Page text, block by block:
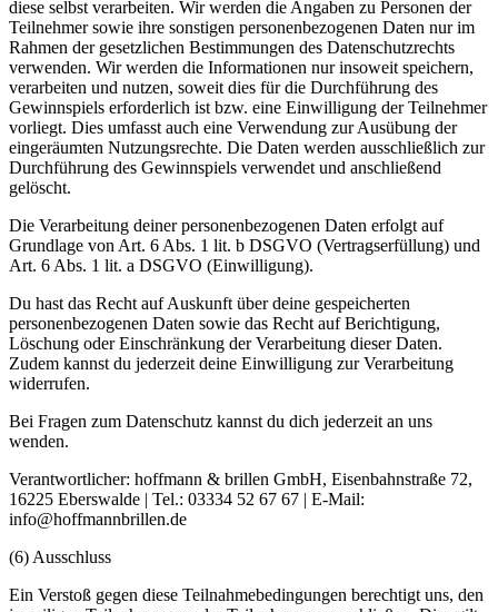
diese selbst verarbeiten. Wir werden die Angaben zu Personen der
Teilnehmer sowie ihre sonstigen personenbezogenen Daten nur im
Rahmen der gesetzlichen Bestimmungen des Datenschutzrechts
verwenden. Wir werden die Informationen nur insoweit speichern,
verarbeiten und nutzen, soweit dies für die Durchführung des
Gewinnspiels erforderlich ist bzw. eine Einwilligung der Teilnehmer
vorliegt. Dies umfasst auch eine Verwendung zur Ausübung der
eingeräumten Nutzungsrechte. Die Daten werden ausschließlich zur
Durchführung des Gewinnspiels verwendet und anschließend
gelöscht.
Die Verarbeitung deiner personenbezogenen Daten erfolgt auf
Grundlage von Art. 6 Abs. 1 lit. b DSGVO (Vertragserfüllung) und
Art. 6 Abs. 1 lit. a DSGVO (Einwilligung).
Du hast das Recht auf Auskunft über deine gespeicherten
personenbezogenen Daten sowie das Recht auf Berichtigung,
Löschung oder Einschränkung der Verarbeitung dieser Daten.
Zudem kannst du jederzeit deine Einwilligung zur Verarbeitung
widerrufen.
Bei Fragen zum Datenschutz kannst du dich jederzeit an uns
wenden.
Verantwortlicher: hoffmann & brillen GmbH, Eisenbahnstraße 72,
16225 Eberswalde | Tel.: 03334 52 67 67 | E-Mail:
info@hoffmannbrillen.de
(6) Ausschluss
Ein Verstoß gegen diese Teilnahmebedingungen berechtigt uns, den